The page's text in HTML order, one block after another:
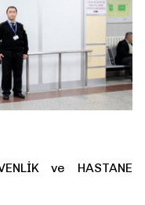
ve HASTANE